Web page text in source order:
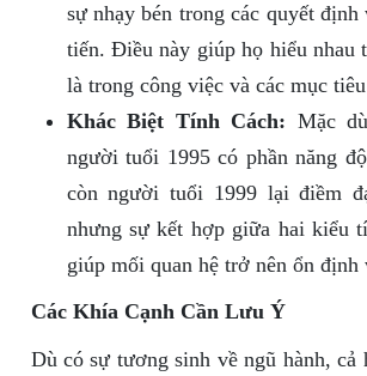
sự nhạy bén trong các quyết định
tiến. Điều này giúp họ hiểu nhau
là trong công việc và các mục
Khác Biệt Tính Cách: Mặc
người tuổi 1995 có phần năng
còn người tuổi 1999 lại điềm
nhưng sự kết hợp giữa hai kiểu
giúp mối quan hệ trở nên ổn định
Các Khía Cạnh Cần Lưu Ý
Dù có sự tương sinh về ngũ hành, cả